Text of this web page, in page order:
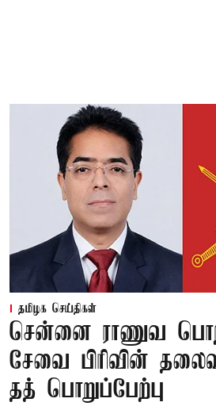
தமிழக செய்திகள்
சென்னை ராணுவ
சேவை பிரிவின்
தத் பொறுப்பேற்பு